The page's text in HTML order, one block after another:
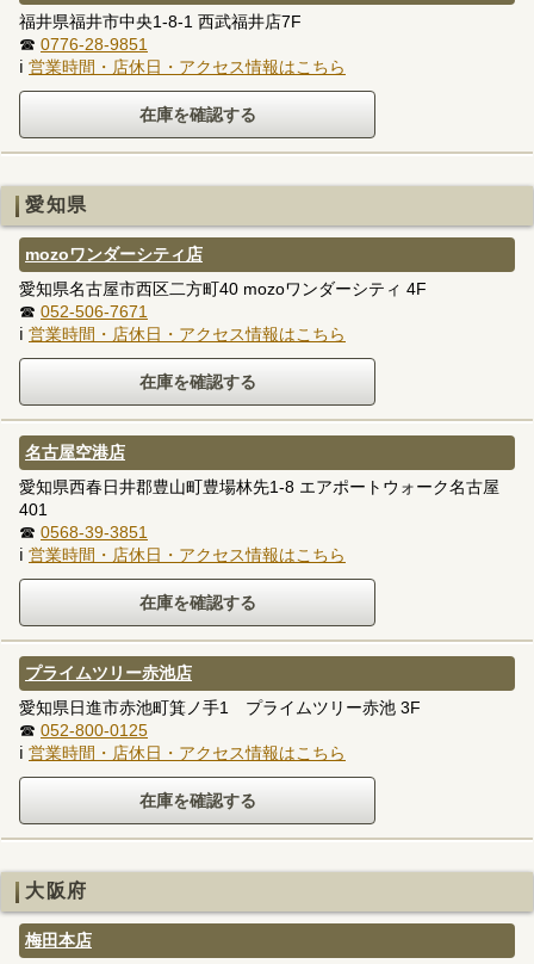
福井県福井市中央1-8-1 西武福井店7F
☎ 0776-28-9851
ℹ 営業時間・店休日・アクセス情報はこちら
愛知県
mozoワンダーシティ店
愛知県名古屋市西区二方町40 mozoワンダーシティ 4F
☎ 052-506-7671
ℹ 営業時間・店休日・アクセス情報はこちら
名古屋空港店
愛知県西春日井郡豊山町豊場林先1-8 エアポートウォーク名古屋
401
☎ 0568-39-3851
ℹ 営業時間・店休日・アクセス情報はこちら
プライムツリー赤池店
愛知県日進市赤池町箕ノ手1 プライムツリー赤池 3F
☎ 052-800-0125
ℹ 営業時間・店休日・アクセス情報はこちら
大阪府
梅田本店